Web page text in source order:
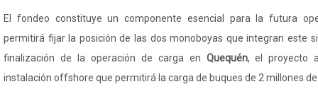
El fondeo constituye un componente esencial para la futura
permitirá fijar la posición de las dos monoboyas que integran este
finalización de la operación de carga en Quequén, el proyecto
instalación offshore que permitirá la carga de buques de 2 millones